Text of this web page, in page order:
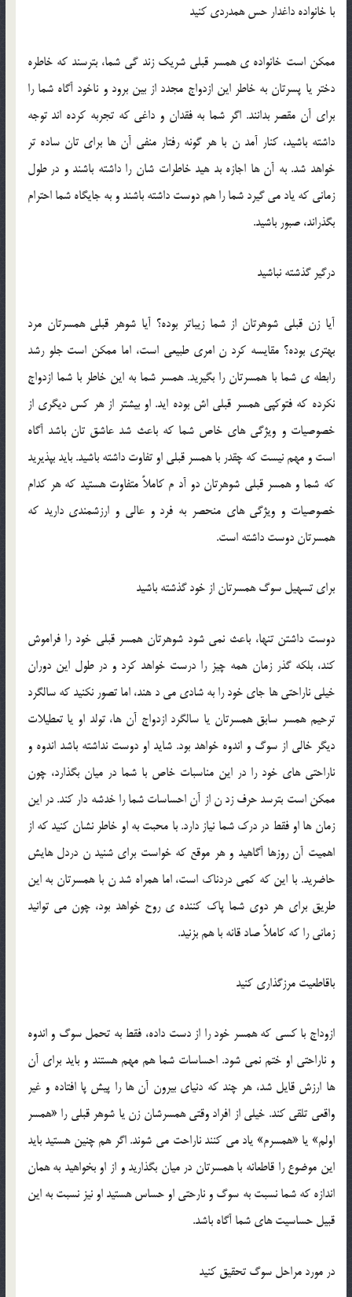
با خانواده داغدار حس همدردي کنيد
ممکن است خانواده ي همسر قبلي شريک زند گي شما، بترسند که خاطره
دختر يا پسرتان به خاطر اين ازدواج مجدد از بين برود و ناخود آگاه شما را
براي آن مقصر بدانند. اگر شما به فقدان و داغي که تجربه کرده اند توجه
داشته باشيد، کنار آمد ن با هر گونه رفتار منفي آن ها براي تان ساده تر
خواهد شد. به آن ها اجازه بد هيد خاطرات شان را داشته باشند و در طول
زماني که ياد مي گيرد شما را هم دوست داشته باشند و به جايگاه شما احترام
بگذراند، صبور باشيد.
درگير گذشته نباشيد
آيا زن قبلي شوهرتان از شما زيباتر بوده؟ آيا شوهر قبلي همسرتان مرد
بهتري بوده؟ مقايسه کرد ن امري طبيعي است، اما ممکن است جلو رشد
رابطه ي شما با همسرتان را بگيريد. همسر شما به اين خاطر با شما ازدواج
نکرده که فتوکپي همسر قبلي اش بوده ايد. او بيشتر از هر کس ديگري از
خصوصيات و ويژگي هاي خاص شما که باعث شد عاشق تان باشد آگاه
است و مهم نيست که چقدر با همسر قبلي او تفاوت داشته باشيد. بايد بپذيريد
که شما و همسر قبلي شوهرتان دو آد م کاملاً متفاوت هستيد که هر کدام
خصوصيات و ويژگي هاي منحصر به فرد و عالي و ارزشمندي داريد که
همسرتان دوست داشته است.
براي تسهيل سوگ همسرتان از خود گذشته باشيد
دوست داشتن تنها، باعث نمي شود شوهرتان همسر قبلي خود را فراموش
کند، بلکه گذر زمان همه چيز را درست خواهد کرد و در طول اين دوران
خيلي ناراحتي ها جاي خود را به شادي مي د هند، اما تصور نکنيد که سالگرد
ترحيم همسر سابق همسرتان يا سالگرد ازدواج آن ها، تولد او يا تعطيلات
ديگر خالي از سوگ و اندوه خواهد بود. شايد او دوست نداشته باشد اندوه و
ناراحتي هاي خود را در اين مناسبات خاص با شما در ميان بگذارد، چون
ممکن است بترسد حرف زد ن از آن احساسات شما را خدشه دار کند. در اين
زمان ها او فقط در درک شما نياز دارد. با محبت به او خاطر نشان کنيد که از
اهميت آن روزها آگاهيد و هر موقع که خواست براي شنيد ن دردل هايش
حاضريد. با اين که کمي دردناک است، اما همراه شد ن با همسرتان به اين
طريق براي هر دوي شما پاک کننده ي روح خواهد بود، چون مي توانيد
زماني را که کاملاً صاد قانه با هم بزنيد.
باقاطعيت مرزگذاري کنيد
ازوداج با کسي که همسر خود را از دست داده، فقط به تحمل سوگ و اندوه
و ناراحتي او ختم نمي شود. احساسات شما هم مهم هستند و بايد براي آن
ها ارزش قايل شد، هر چند که دنياي بيرون آن ها را پيش پا افتاده و غير
واقعي تلقي کند. خيلي از افراد وقتي همسرشان زن يا شوهر قبلي را «همسر
اولم» يا «همسرم» ياد مي کنند ناراحت مي شوند. اگر هم چنين هستيد بايد
اين موضوع را قاطعانه با همسرتان در ميان بگذاريد و از او بخواهيد به همان
اندازه که شما نسبت به سوگ و نارحتي او حساس هستيد او نيز نسبت به اين
قبيل حساسيت هاي شما آگاه باشد.
در مورد مراحل سوگ تحقيق کنيد